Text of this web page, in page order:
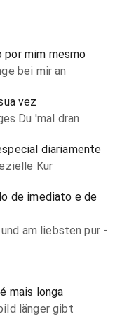
por mim mesmo
bei mir an
vez
Du 'mal dran
diariamente
Kur
de imediato e de
am liebsten pur -
mais longa
länger gibt